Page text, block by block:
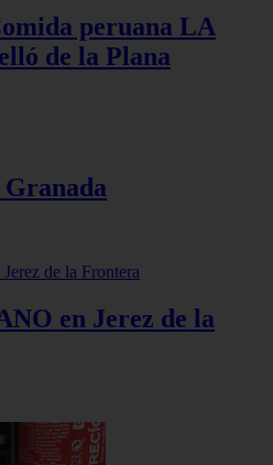
peruana LA
de la Plana
en Jerez de la